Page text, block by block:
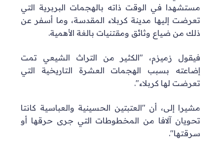
مستشهدا في الوقت ذاته بالهجمات البربرية التي
تعرضت إليها مدينة كربلاء المقدسة، وما أسفر عن
ذلك من ضياع وثائق ومقتنيات بالغة الأهمية.
فيقول زميزم، "الكثير من التراث الشيعي تمت
إضاعته بسبب الهجمات العشرة التاريخية التي
تعرضت لها كربلاء".
مشيرا إلى، أن "العتبتين الحسينية والعباسية كانتا
تحويان آلافا من المخطوطات التي جرى حرقها أو
سرقتها".